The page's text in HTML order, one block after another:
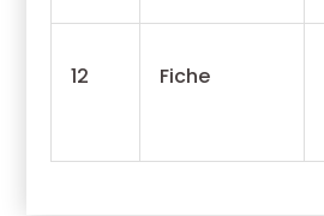
12 Fiche